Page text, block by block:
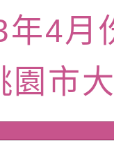
校輔導
施計畫
策研討
及學前
局辦理
習實施
範大學
習中心
招生簡
成功大學
-教案
前教育
年4月
園市